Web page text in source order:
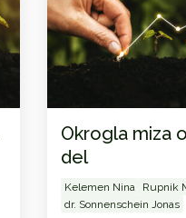
Okrogla miza
del
Kelemen Nina Rupnik
dr. Sonnenschein Jonas